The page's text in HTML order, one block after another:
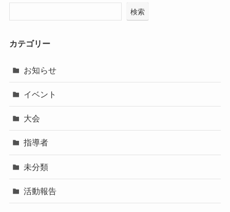
検索
カテゴリー
お知らせ
イベント
大会
指導者
未分類
活動報告